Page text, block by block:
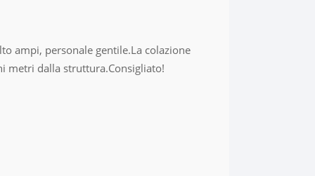
ampi, personale gentile.La colazione
metri dalla struttura.Consigliato!